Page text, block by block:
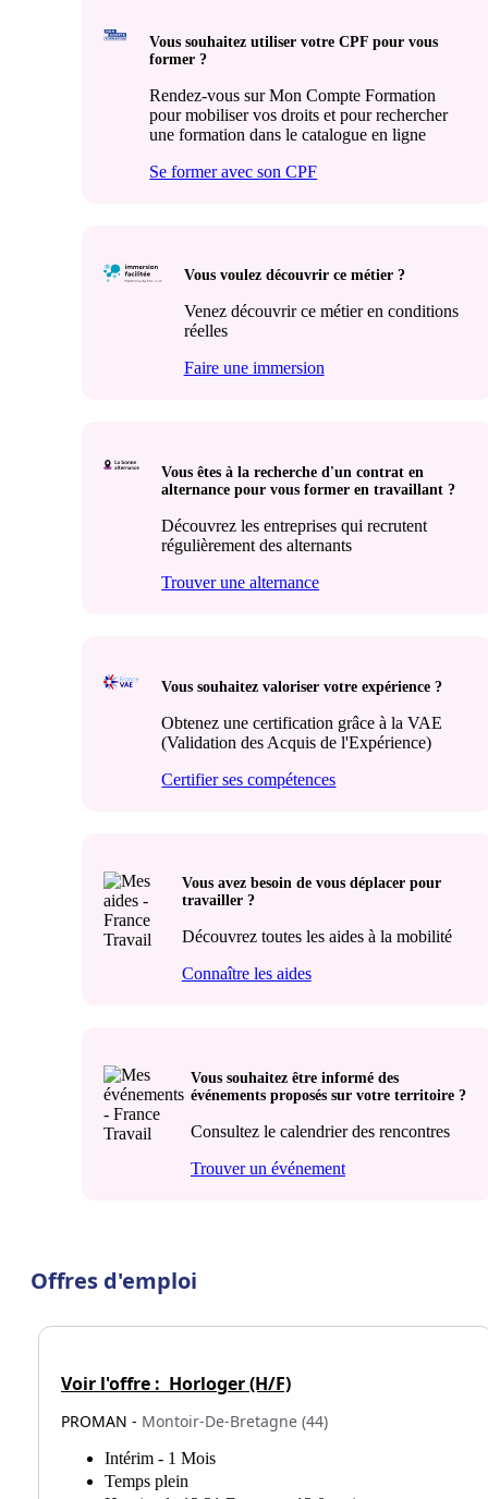
Vous souhaitez utiliser votre CPF pour vous
former ?
Rendez-vous sur Mon Compte Formation
pour mobiliser vos droits et pour rechercher
une formation dans le catalogue en ligne
Se former avec son CPF
Vous voulez découvrir ce métier ?
Venez découvrir ce métier en conditions
réelles
Faire une immersion
Vous êtes à la recherche d'un contrat en
alternance pour vous former en travaillant ?
Découvrez les entreprises qui recrutent
régulièrement des alternants
Trouver une alternance
Vous souhaitez valoriser votre expérience ?
Obtenez une certification grâce à la VAE
(Validation des Acquis de l'Expérience)
Certifier ses compétences
Vous avez besoin de vous déplacer pour
travailler ?
Découvrez toutes les aides à la mobilité
Connaître les aides
Vous souhaitez être informé des
événements proposés sur votre territoire ?
Consultez le calendrier des rencontres
Trouver un événement
Offres d'emploi
Voir l'offre : Horloger (H/F)
PROMAN - Montoir-De-Bretagne (44)
Intérim - 1 Mois
Temps plein